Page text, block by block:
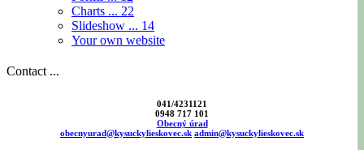
Charts ... 22
Slideshow ... 14
Your own website
Contact ...
041/4231121
0948 717 101
Obecný úrad
obecnyurad@kysuckylieskovec.sk admin@kysuckylieskovec.sk